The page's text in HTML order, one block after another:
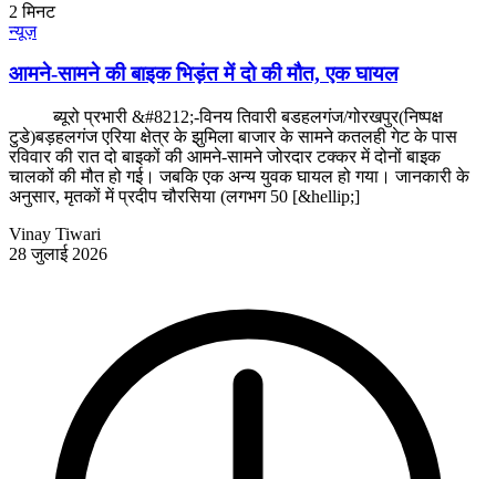
2 मिनट
न्यूज़
आमने-सामने की बाइक भिड़ंत में दो की मौत, एक घायल
ब्यूरो प्रभारी &#8212;-विनय तिवारी बडहलगंज/गोरखपुर(निष्पक्ष
टुडे)बड़हलगंज एरिया क्षेत्र के झुमिला बाजार के सामने कतलही गेट के पास
रविवार की रात दो बाइकों की आमने-सामने जोरदार टक्कर में दोनों बाइक
चालकों की मौत हो गई। जबकि एक अन्य युवक घायल हो गया। जानकारी के
अनुसार, मृतकों में प्रदीप चौरसिया (लगभग 50 [&hellip;]
Vinay Tiwari
28 जुलाई 2026